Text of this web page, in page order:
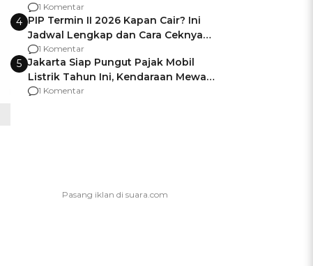
Usai Jadi Brigjen
1 Komentar
4 PIP Termin II 2026 Kapan Cair? Ini
Jadwal Lengkap dan Cara Ceknya
agar Dana Tidak Hangus!
1 Komentar
5 Jakarta Siap Pungut Pajak Mobil
Listrik Tahun Ini, Kendaraan Mewah
Kena hingga 75% PKB
1 Komentar